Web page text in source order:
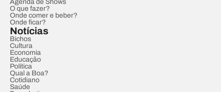
Agenda de Shows
O que fazer?
Onde comer e beber?
Onde ficar?
Notícias
Bichos
Cultura
Economia
Educação
Política
Qual a Boa?
Cotidiano
Saúde